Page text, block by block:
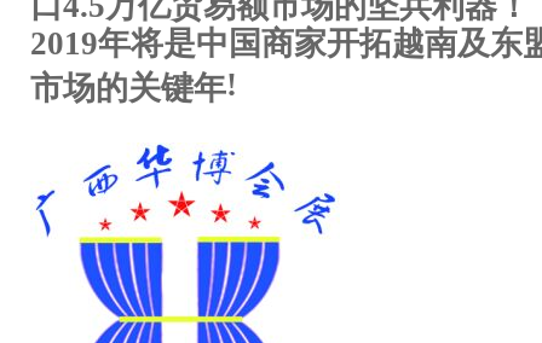
2019年将是中国商家开拓越南及东
市场的关键年!